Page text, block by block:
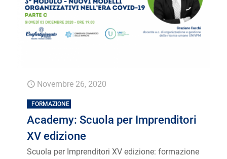
Novembre 26, 2020
FORMAZIONE
Academy: Scuola per Imprenditori
XV edizione
Scuola per Imprenditori XV edizione: formazione